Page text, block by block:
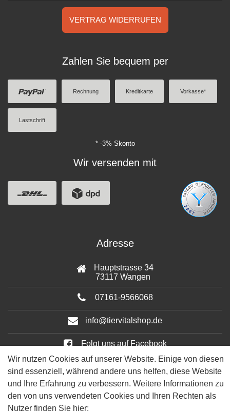
VERTRAG WIDERRUFEN
Zahlen Sie bequem per
Rechnung Kreditkarte Vorkasse*
Lastschrift
* -3% Skonto
Wir versenden mit
Adresse
Hauptstrasse 34
73117 Wangen
07161-9566068
info@tiervitalshop.de
Folgt uns auf Facebook
Folgt uns auf Instagram
Wir nutzen Cookies auf unserer Website. Einige von diesen
sind essenziell, während andere uns helfen, diese Website
und Ihre Erfahrung zu verbessern. Weitere Informationen zu
den von uns verwendeten Cookies und Ihren Rechten als
Nutzer finden Sie hier: